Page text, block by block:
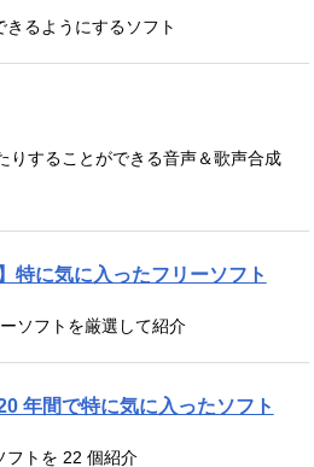
るようにするソフト
りすることができる音声＆歌声合成
特に気に入ったフリーソフト
ソフトを厳選して紹介
年間で特に気に入ったソフト
フトを 22 個紹介